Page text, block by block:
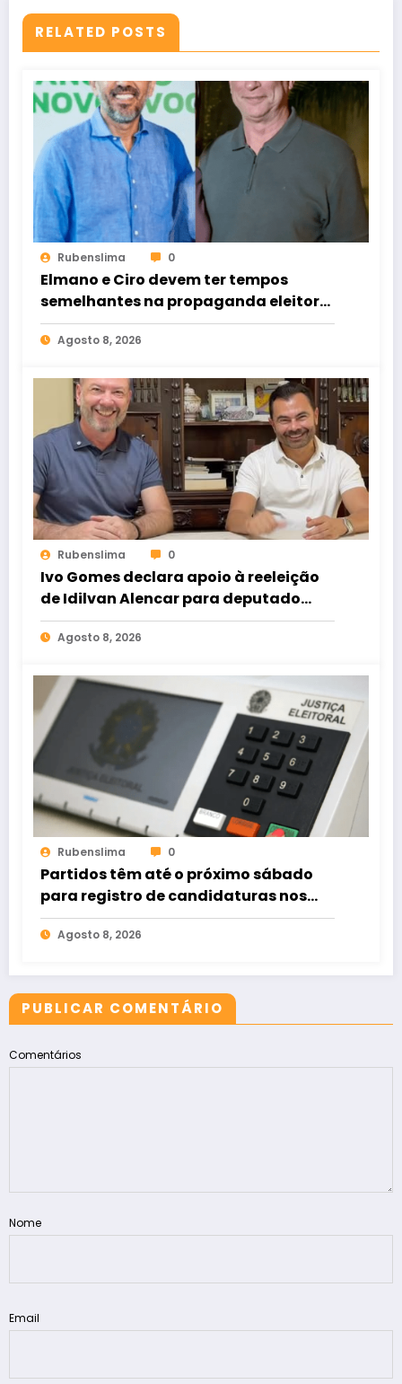
RELATED POSTS
Rubenslima 0
Elmano e Ciro devem ter tempos
semelhantes na propaganda eleitoral
de rádio e TV
Agosto 8, 2026
Rubenslima 0
Ivo Gomes declara apoio à reeleição
de Idilvan Alencar para deputado
federal
Agosto 8, 2026
Rubenslima 0
Partidos têm até o próximo sábado
para registro de candidaturas nos
tribunais
Agosto 8, 2026
PUBLICAR COMENTÁRIO
Comentários
Nome
Email